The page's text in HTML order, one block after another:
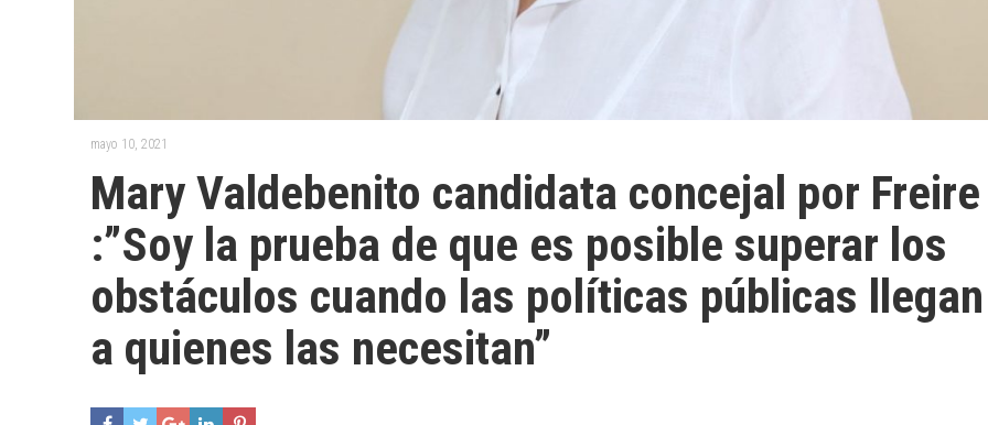
mayo 10, 2021
Mary Valdebenito candidata concejal por Freire
:”Soy la prueba de que es posible superar los
obstáculos cuando las políticas públicas llegan
a quienes las necesitan”